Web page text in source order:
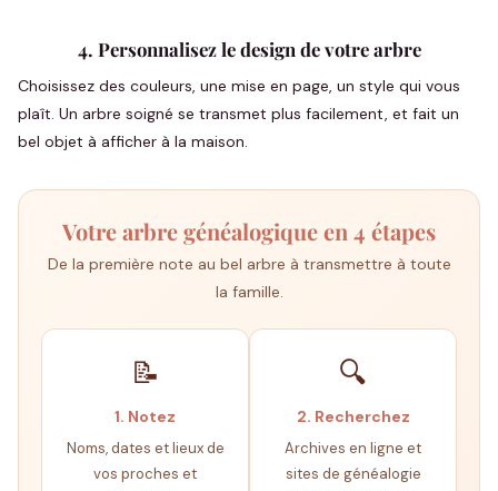
4. Personnalisez le design de votre arbre
Choisissez des couleurs, une mise en page, un style qui vous
plaît. Un arbre soigné se transmet plus facilement, et fait un
bel objet à afficher à la maison.
Votre arbre généalogique en 4 étapes
De la première note au bel arbre à transmettre à toute
la famille.
📝
1. Notez
Noms, dates et lieux de
vos proches et
🔍
2. Recherchez
Archives en ligne et
sites de généalogie